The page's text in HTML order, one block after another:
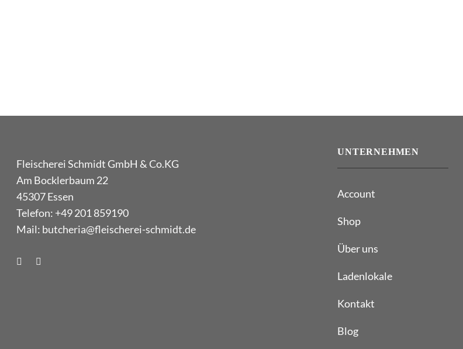
Fleischerei Schmidt GmbH & Co.KG
Am Bocklerbaum 22
45307 Essen
Telefon: +49 201 859190
Mail: butcheria@fleischerei-schmidt.de
UNTERNEHMEN
Account
Shop
Über uns
Ladenlokale
Kontakt
Blog